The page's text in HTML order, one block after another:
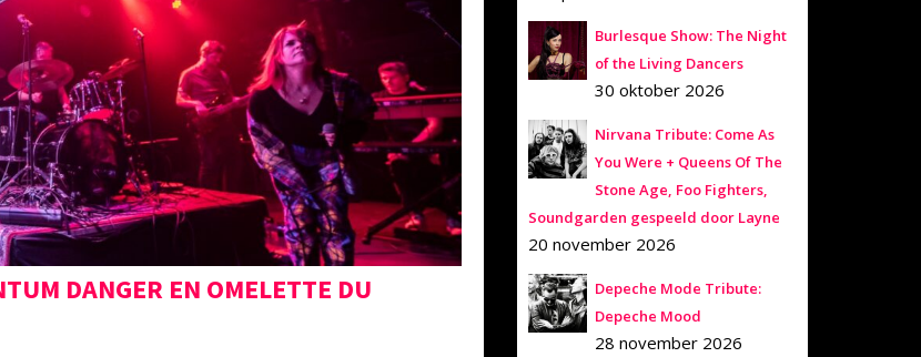
DANGER EN OMELETTE DU
Burlesque Show: The Night
of the Living Dancers
30 oktober 2026
Nirvana Tribute: Come As
You Were + Queens Of The
Stone Age, Foo Fighters,
Soundgarden gespeeld door Layne
20 november 2026
Depeche Mode Tribute:
Depeche Mood
28 november 2026